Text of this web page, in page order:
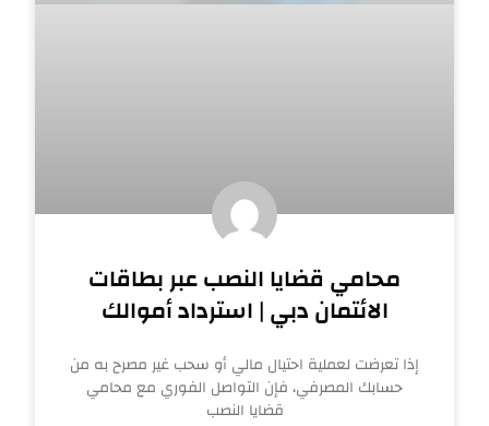
محامي قضايا النصب عبر بطاقات
الائتمان دبي | استرداد أموالك
إذا تعرضت لعملية احتيال مالي أو سحب غير مصرح به من
حسابك المصرفي، فإن التواصل الفوري مع محامي
قضايا النصب